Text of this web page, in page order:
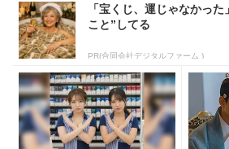
「宝くじ、運じゃなかっ
こと”してる
PR(合同会社デジタルファーム )